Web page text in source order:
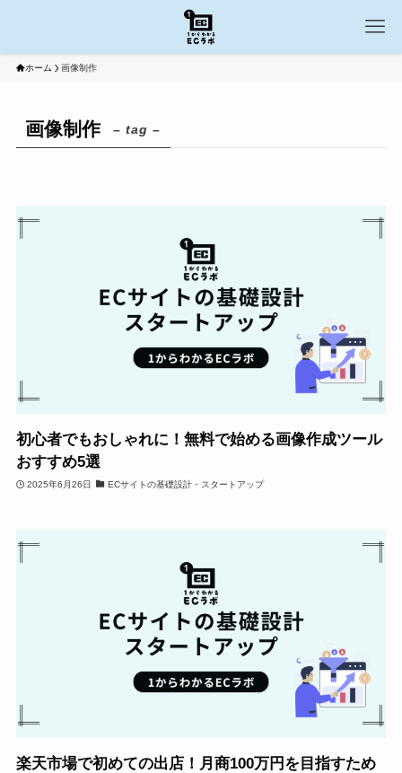
ホーム 画像制作
画像制作 – tag –
初心者でもおしゃれに！無料で始める画像作成ツール
おすすめ5選
2025年6月26日 ECサイトの基礎設計・スタートアップ
楽天市場で初めての出店！月商100万円を目指すため